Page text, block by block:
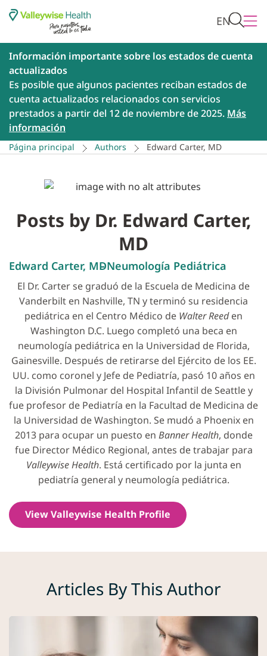
EN
Información importante sobre los estados de cuenta
actualizados
Es posible que algunos pacientes reciban estados de
cuenta actualizados relacionados con servicios
prestados a partir del 12 de noviembre de 2025. Más
información
Página principal Authors Edward Carter, MD
Posts by Dr. Edward Carter,
MD
Edward Carter, MDNeumología Pediátrica
El Dr. Carter se graduó de la Escuela de Medicina de
Vanderbilt en Nashville, TN y terminó su residencia
pediátrica en el Centro Médico de Walter Reeden
Washington D.C. Luego completó una beca en
neumología pediátrica en la Universidad de Florida,
Gainesville. Después de retirarse del Ejército de los EE.
UU. como coronel y Jefe de Pediatría, pasó 10 años en
la División Pulmonar del Hospital Infantil de Seattle y
fue profesor de Pediatría en la Facultad de Medicina de
la Universidad de Washington. Se mudó a Phoenix en
2013 para ocupar un puesto en Banner Health, donde
fue Director Médico Regional, antes de trabajar para
Valleywise Health. Está certificado por la junta en
pediatría general y neumología pediátrica.
View Valleywise Health Profile
Articles By This Author